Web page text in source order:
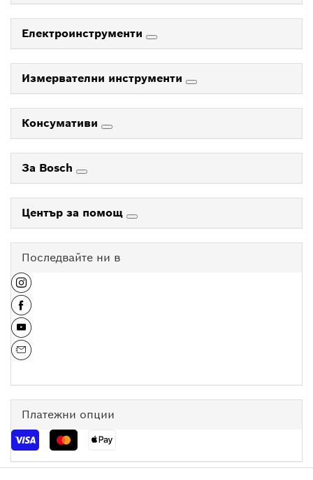
Електроинструменти
Измервателни инструменти
Консумативи
За Bosch
Център за помощ
Последвайте ни в
Платежни опции